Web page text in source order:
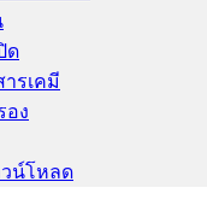
ด
รเคมี
อง
วน์โหลด